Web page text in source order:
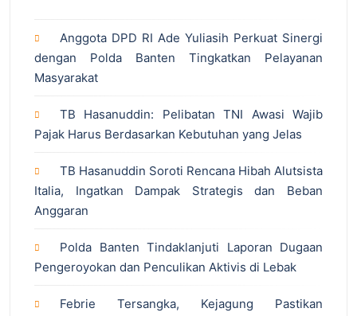
Anggota DPD RI Ade Yuliasih Perkuat Sinergi
dengan Polda Banten Tingkatkan Pelayanan
Masyarakat
TB Hasanuddin: Pelibatan TNI Awasi Wajib
Pajak Harus Berdasarkan Kebutuhan yang Jelas
TB Hasanuddin Soroti Rencana Hibah Alutsista
Italia, Ingatkan Dampak Strategis dan Beban
Anggaran
Polda Banten Tindaklanjuti Laporan Dugaan
Pengeroyokan dan Penculikan Aktivis di Lebak
Febrie Tersangka, Kejagung Pastikan